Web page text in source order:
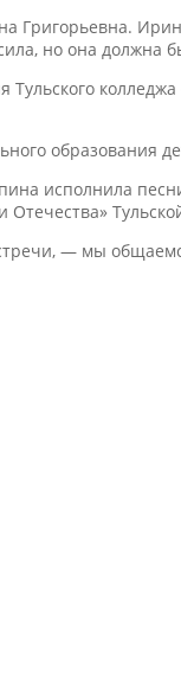
Григорьевна.
но она должна
образования
исполнила
— мы